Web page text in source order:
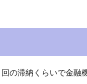
の滞納くらいで金融